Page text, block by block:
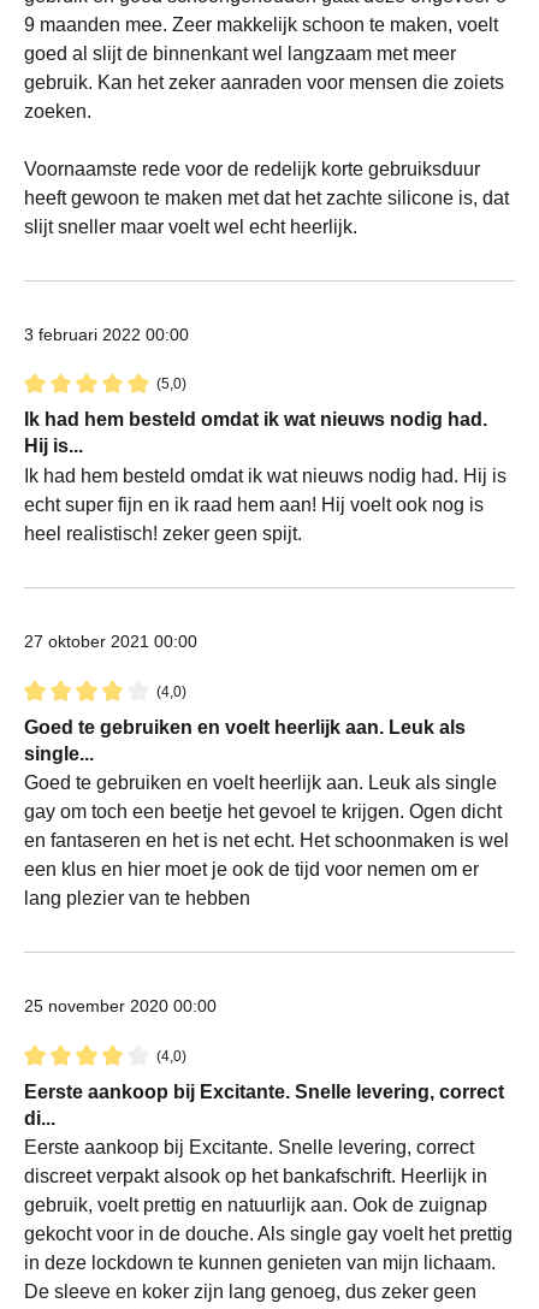
9 maanden mee. Zeer makkelijk schoon te maken, voelt
goed al slijt de binnenkant wel langzaam met meer
gebruik. Kan het zeker aanraden voor mensen die zoiets
zoeken.
Voornaamste rede voor de redelijk korte gebruiksduur
heeft gewoon te maken met dat het zachte silicone is, dat
slijt sneller maar voelt wel echt heerlijk.
3 februari 2022 00:00
(5,0)
Recensie met een waardering van 5 van de 5 sterren
Ik had hem besteld omdat ik wat nieuws nodig had.
Hij is...
Ik had hem besteld omdat ik wat nieuws nodig had. Hij is
echt super fijn en ik raad hem aan! Hij voelt ook nog is
heel realistisch! zeker geen spijt.
27 oktober 2021 00:00
(4,0)
Recensie met een waardering van 4 van de 5 sterren
Goed te gebruiken en voelt heerlijk aan. Leuk als
single...
Goed te gebruiken en voelt heerlijk aan. Leuk als single
gay om toch een beetje het gevoel te krijgen. Ogen dicht
en fantaseren en het is net echt. Het schoonmaken is wel
een klus en hier moet je ook de tijd voor nemen om er
lang plezier van te hebben
25 november 2020 00:00
(4,0)
Recensie met een waardering van 4 van de 5 sterren
Eerste aankoop bij Excitante. Snelle levering, correct
di...
Eerste aankoop bij Excitante. Snelle levering, correct
discreet verpakt alsook op het bankafschrift. Heerlijk in
gebruik, voelt prettig en natuurlijk aan. Ook de zuignap
gekocht voor in de douche. Als single gay voelt het prettig
in deze lockdown te kunnen genieten van mijn lichaam.
De sleeve en koker zijn lang genoeg, dus zeker geen